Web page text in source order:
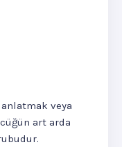
veya
art arda